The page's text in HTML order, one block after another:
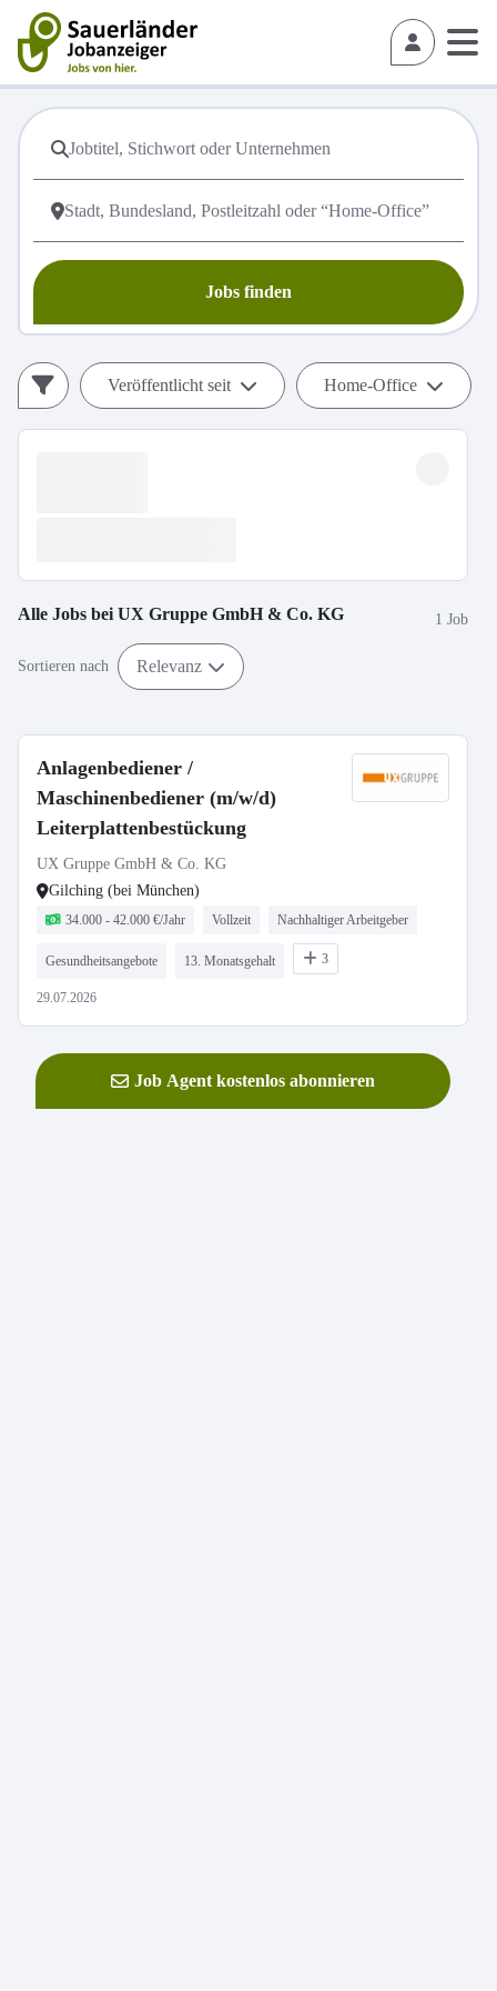
Jobs finden
Veröffentlicht seit Home-Office
Alle Jobs bei UX Gruppe GmbH & Co. KG 1 Job
Sortieren nach Relevanz
Anlagenbediener /
Maschinenbediener (m/w/d)
Leiterplattenbestückung
UX Gruppe GmbH & Co. KG
Gilching (bei München)
34.000 - 42.000 €/Jahr Vollzeit Nachhaltiger Arbeitgeber
Gesundheitsangebote 13. Monatsgehalt 3
29.07.2026
Job Agent kostenlos abonnieren